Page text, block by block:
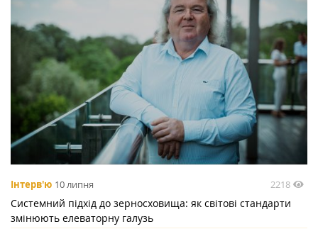
Інтерв'ю 10 липня 2218
Системний підхід до зерносховища: як світові стандарти
змінюють елеваторну галузь